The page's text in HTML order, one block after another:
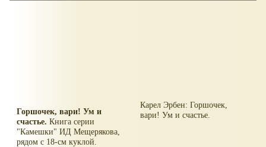
Горшочек, вари! Ум и
счастье. Книга серии
"Камешки" ИД Мещерякова,
рядом с 18-см куклой.
Карел Эрбен: Горшочек,
вари! Ум и счастье.